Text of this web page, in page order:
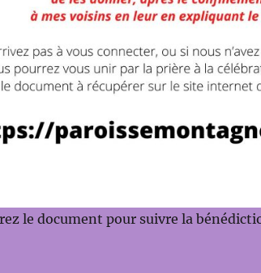
le document pour suivre la